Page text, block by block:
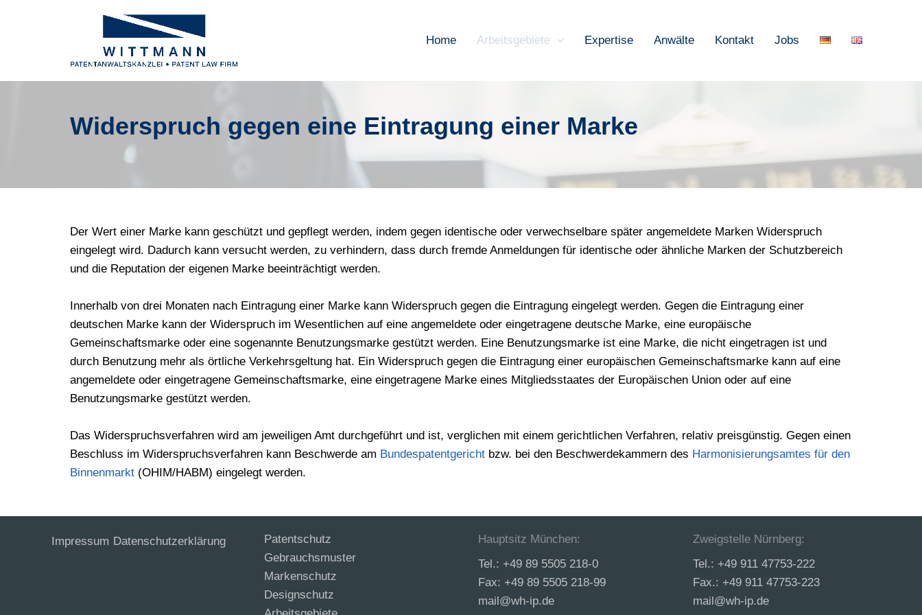
Home Arbeitsgebiete Expertise Anwälte Kontakt Jobs
Widerspruch gegen eine Eintragung einer Marke
Der Wert einer Marke kann geschützt und gepflegt werden, indem gegen identische oder verwechselbare später angemeldete Marken Widerspruch
eingelegt wird. Dadurch kann versucht werden, zu verhindern, dass durch fremde Anmeldungen für identische oder ähnliche Marken der Schutzbereich
und die Reputation der eigenen Marke beeinträchtigt werden.
Innerhalb von drei Monaten nach Eintragung einer Marke kann Widerspruch gegen die Eintragung eingelegt werden. Gegen die Eintragung einer
deutschen Marke kann der Widerspruch im Wesentlichen auf eine angemeldete oder eingetragene deutsche Marke, eine europäische
Gemeinschaftsmarke oder eine sogenannte Benutzungsmarke gestützt werden. Eine Benutzungsmarke ist eine Marke, die nicht eingetragen ist und
durch Benutzung mehr als örtliche Verkehrsgeltung hat. Ein Widerspruch gegen die Eintragung einer europäischen Gemeinschaftsmarke kann auf eine
angemeldete oder eingetragene Gemeinschaftsmarke, eine eingetragene Marke eines Mitgliedsstaates der Europäischen Union oder auf eine
Benutzungsmarke gestützt werden.
Das Widerspruchsverfahren wird am jeweiligen Amt durchgeführt und ist, verglichen mit einem gerichtlichen Verfahren, relativ preisgünstig. Gegen einen
Beschluss im Widerspruchsverfahren kann Beschwerde am Bundespatentgericht bzw. bei den Beschwerdekammern des Harmonisierungsamtes für den
Binnenmarkt (OHIM/HABM) eingelegt werden.
Impressum Datenschutzerklärung
Patentschutz
Gebrauchsmuster
Markenschutz
Designschutz
Hauptsitz München:
Tel.: +49 89 5505 218-0
Fax: +49 89 5505 218-99
mail@wh-ip.de
Zweigstelle Nürnberg:
Tel.: +49 911 47753-222
Fax.: +49 911 47753-223
mail@wh-ip.de